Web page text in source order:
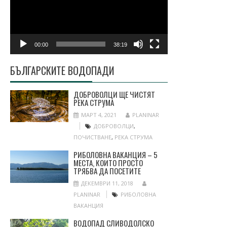
00:00 38:19
БЪЛГАРСКИТЕ ВОДОПАДИ
ДОБРОВОЛЦИ ЩЕ ЧИСТЯТ
РЕКА СТРУМА
МАРТ 4, 2021
PLANINAR
ДОБРОВОЛЦИ,
ПОЧИСТВАНЕ, РЕКА СТРУМА
РИБОЛОВНА ВАКАНЦИЯ – 5
МЕСТА, КОИТО ПРОСТО
ТРЯБВА ДА ПОСЕТИТЕ
ДЕКЕМВРИ 11, 2018
PLANINAR
РИБОЛОВНА
ВАКАНЦИЯ
ВОДОПАД СЛИВОДОЛСКО